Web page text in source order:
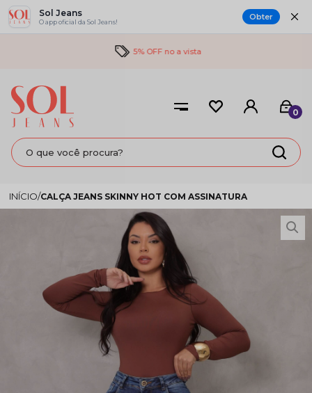
Sol Jeans
O app oficial da Sol Jeans! Obter
5% OFF no a vista
0
CALÇA JEANS SKINNY HOT COM ASSINATURA